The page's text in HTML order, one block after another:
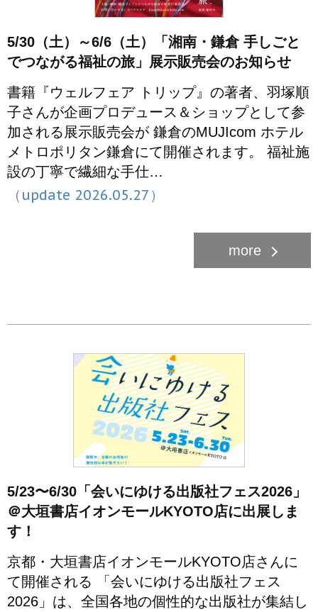
5/30（土）～6/6（土）「湘南・鎌倉 手しごと
でつながる福祉の旅」展示販売会のお知らせ
書籍『ウェルフェア トリップ』の著者、羽塚順
子さんが企画プロデュース＆ショップとして参
加される展示販売会が 鎌倉のMUJIcom ホテル
メトロポリタン鎌倉にて開催されます。 福祉施
設の丁寧で繊細な手仕…
（update 2026.05.27）
5/23〜6/30「会いにゆける出版社フェス2026」
＠大垣書店イオンモールKYOTO店に出展しま
す！
京都・大垣書店イオンモールKYOTO店さんに
て開催される 「会いにゆける出版社フェス
2026」は、全国各地の個性的な出版社が集結し